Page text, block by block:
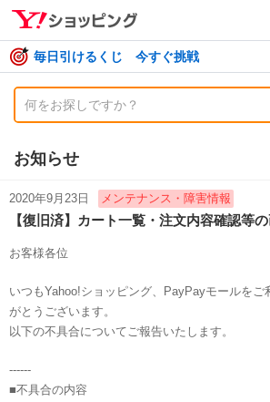
毎日引けるくじ 今すぐ挑戦
お知らせ
2020年9月23日 メンテナンス・障害情報
【復旧済】カート一覧・注文内容確認等
お客様各位
いつもYahoo!ショッピング、PayPayモールをご
がとうございます。
以下の不具合についてご報告いたします。
------
■不具合の内容